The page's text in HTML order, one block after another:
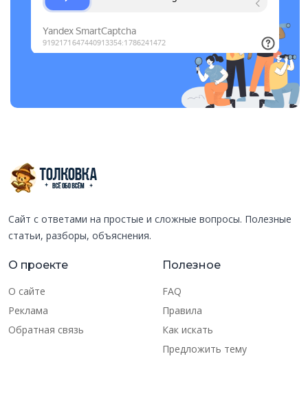
Сайт с ответами на простые и сложные вопросы. Полезные
статьи, разборы, объяснения.
О проекте
О сайте
Реклама
Обратная связь
Полезное
FAQ
Правила
Как искать
Предложить тему